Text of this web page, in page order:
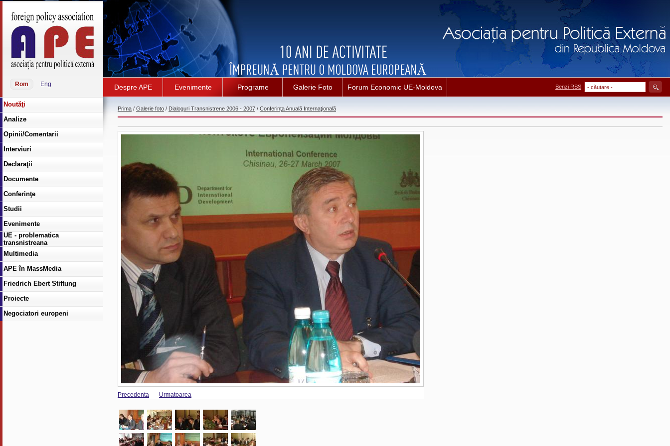
Rom Eng Despre APE Evenimente Programe Galerie Foto Forum Economic UE-Moldova Benzi RSS
Noutăţi
Analize
Opinii/Comentarii
Interviuri
Declaraţii
Documente
Conferinţe
Studii
Evenimente
UE - problematica
transnistreana
Multimedia
APE în MassMedia
Friedrich Ebert Stiftung
Proiecte
Negociatori europeni
Prima / Galerie foto / Dialoguri Transnistrene 2006 - 2007 / Conferinţa Anuală Internaţională
Precedenta Urmatoarea